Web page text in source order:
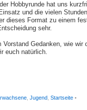
Hobbyrunde hat uns
und die vielen
dieses Format zu einem
sehr.
Gedanken, wie
euch natürlich.
Jugend Startseite •